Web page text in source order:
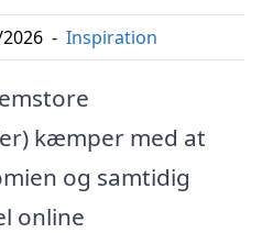
- Inspiration
kæmper med at
og samtidig
online